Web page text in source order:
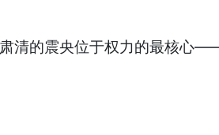
清的震央位于权力的最核心